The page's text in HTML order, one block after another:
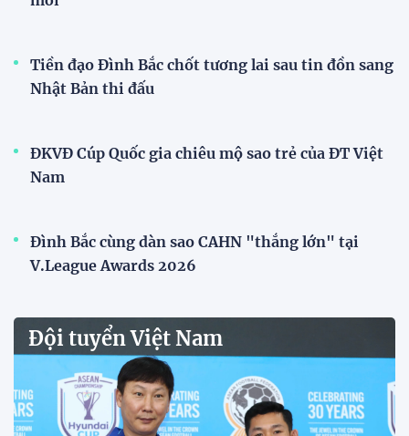
17:17 27/07/2026
với chức vô địch VPL-S7
Tài Lộc trở lại, ĐT Việt Nam
"khổ luyện" dưới nắng gắt tại
HLV Kim Sang-sik: "Tuyển Việt
Nam sẽ mang sự tự tin này vào
trận gặp Singapore"